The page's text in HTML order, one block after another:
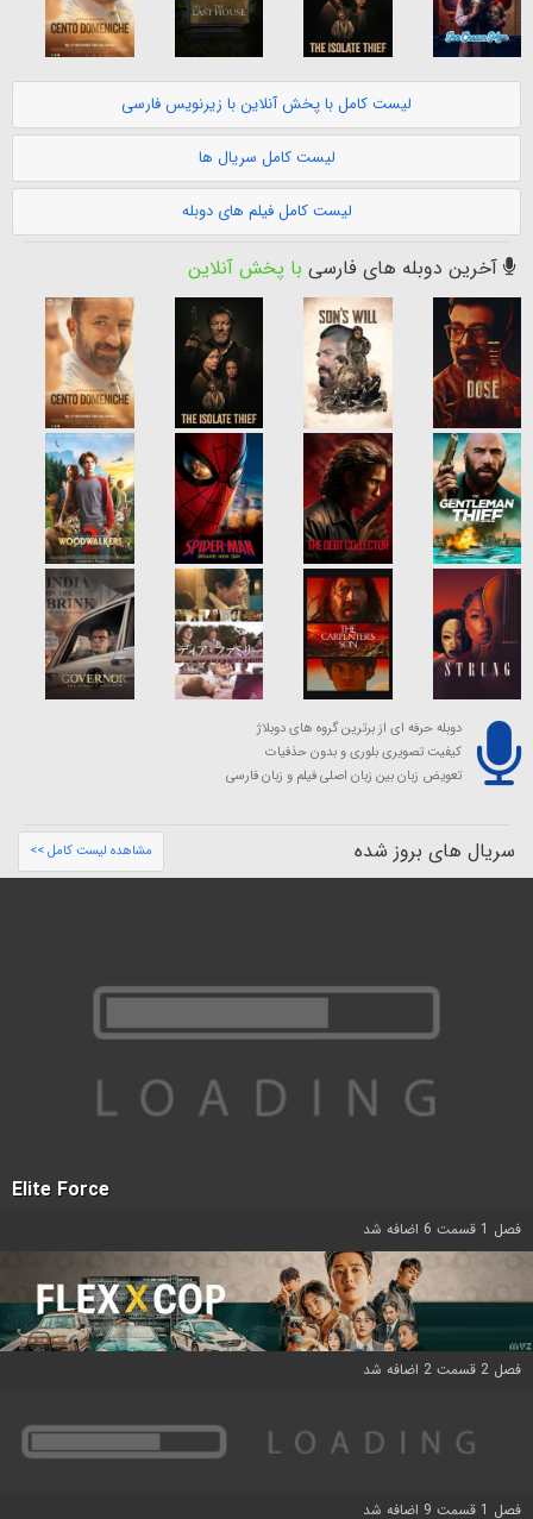
لیست کامل با پخش آنلاین با زیرنویس فارسی
لیست کامل سریال ها
لیست کامل فیلم های دوبله
آخرین دوبله های فارسی با پخش آنلاین
دوبله حرفه ای از برترین گروه های دوبلاژ
کیفیت تصویری بلوری و بدون حذفیات
تعویض زبان بین زبان اصلی فیلم و زبان فارسی
سریال های بروز شده مشاهده لیست کامل >>
Elite Force
فصل 1 قسمت 6 اضافه شد
فصل 2 قسمت 2 اضافه شد
فصل 1 قسمت 9 اضافه شد